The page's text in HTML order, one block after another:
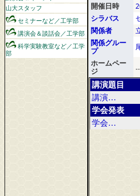
山大スタッフ
セミナーなど／工学部
講演会＆談話会／工学部
科学実験教室など／工学
部
開催日時
シラバス
関係者
関係グルー
プ
ホームペー
ジ
…
講演題目
講演…
学会発表
学会…